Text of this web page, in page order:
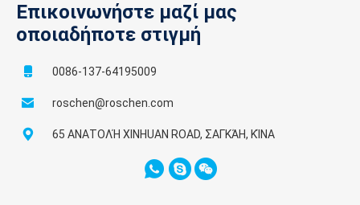
Επικοινωνήστε μαζί μας
οποιαδήποτε στιγμή
0086-137-64195009
roschen@roschen.com
65 ΑΝΑΤΟΛΉ XINHUAN ROAD, ΣΑΓΚΆΗ, ΚΊΝΑ